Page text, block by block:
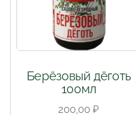
Берёзовый дёготь
100мл
200,00₽